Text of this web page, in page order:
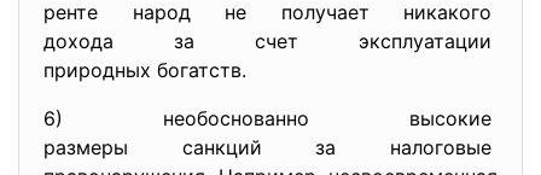
ренте народ не получает никакого
дохода за счет эксплуатации
природных богатств.
6) необоснованно высокие
размеры санкций за налоговые